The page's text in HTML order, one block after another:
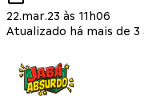
22.mar.23 às 11h06
Atualizado há mais de 3